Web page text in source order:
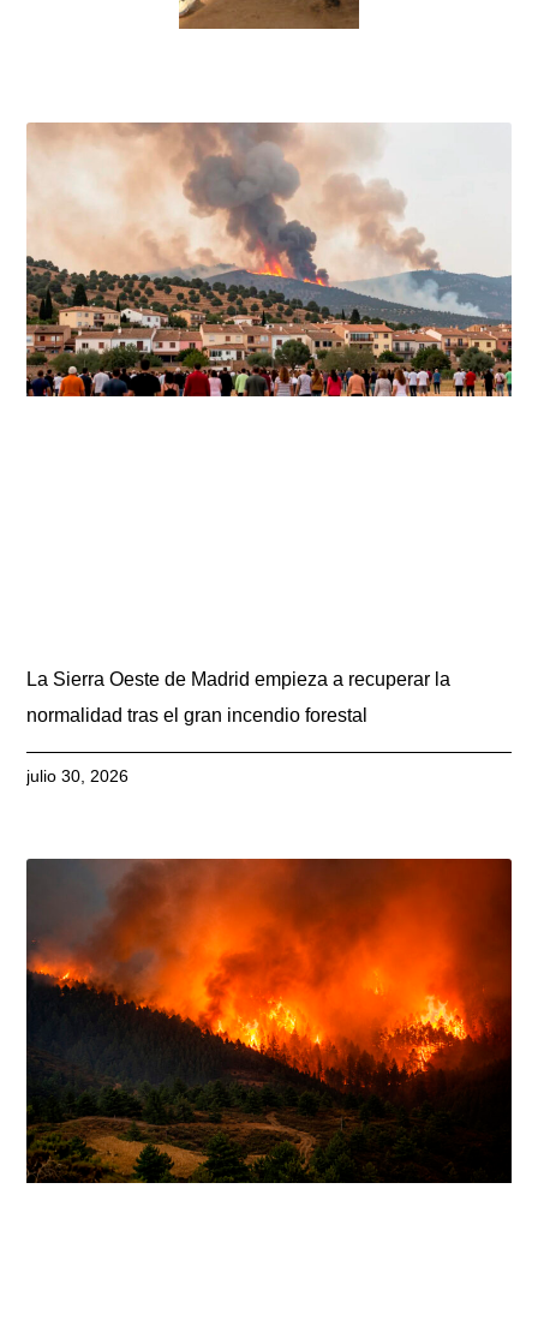
La Sierra Oeste de Madrid empieza a recuperar la
normalidad tras el gran incendio forestal
julio 30, 2026